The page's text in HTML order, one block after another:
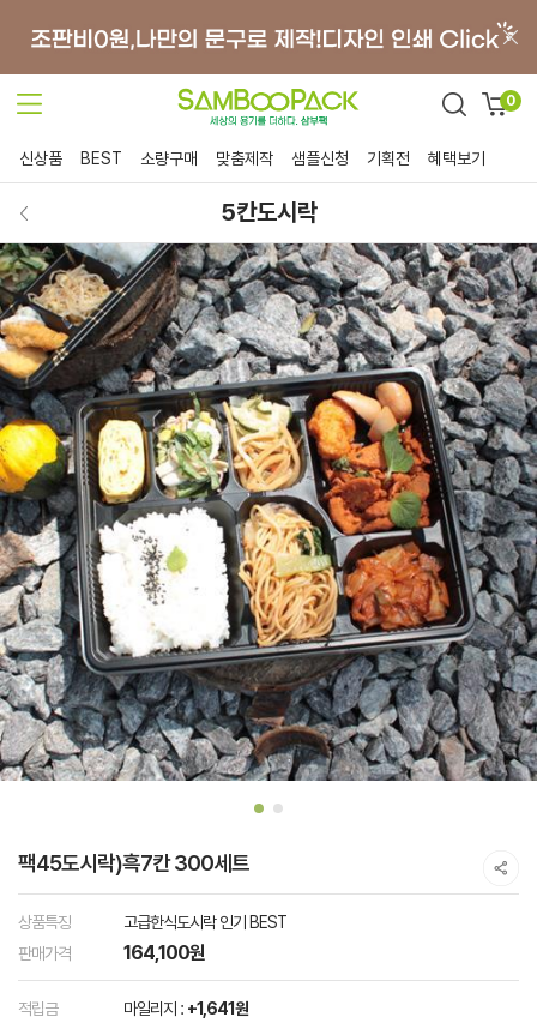
0
신상품 BEST 소량구매 맞춤제작 샘플신청 기획전 혜택보기
5칸도시락
팩45도시락)흑7칸 300세트
상품특징
고급한식도시락 인기 BEST
판매가격
164,100원
적립금 마일리지 : +1,641원